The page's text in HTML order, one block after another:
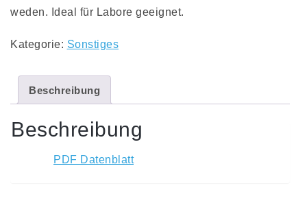
weden. Ideal für Labore geeignet.
Kategorie: Sonstiges
Beschreibung
Beschreibung
PDF Datenblatt